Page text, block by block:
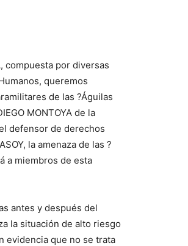
compuesta por diversas
queremos
de las ?Águilas
MONTOYA de la
defensor de derechos
la amenaza de las ?
a miembros de esta
antes y después del
la situación de alto riesgo
evidencia que no se trata